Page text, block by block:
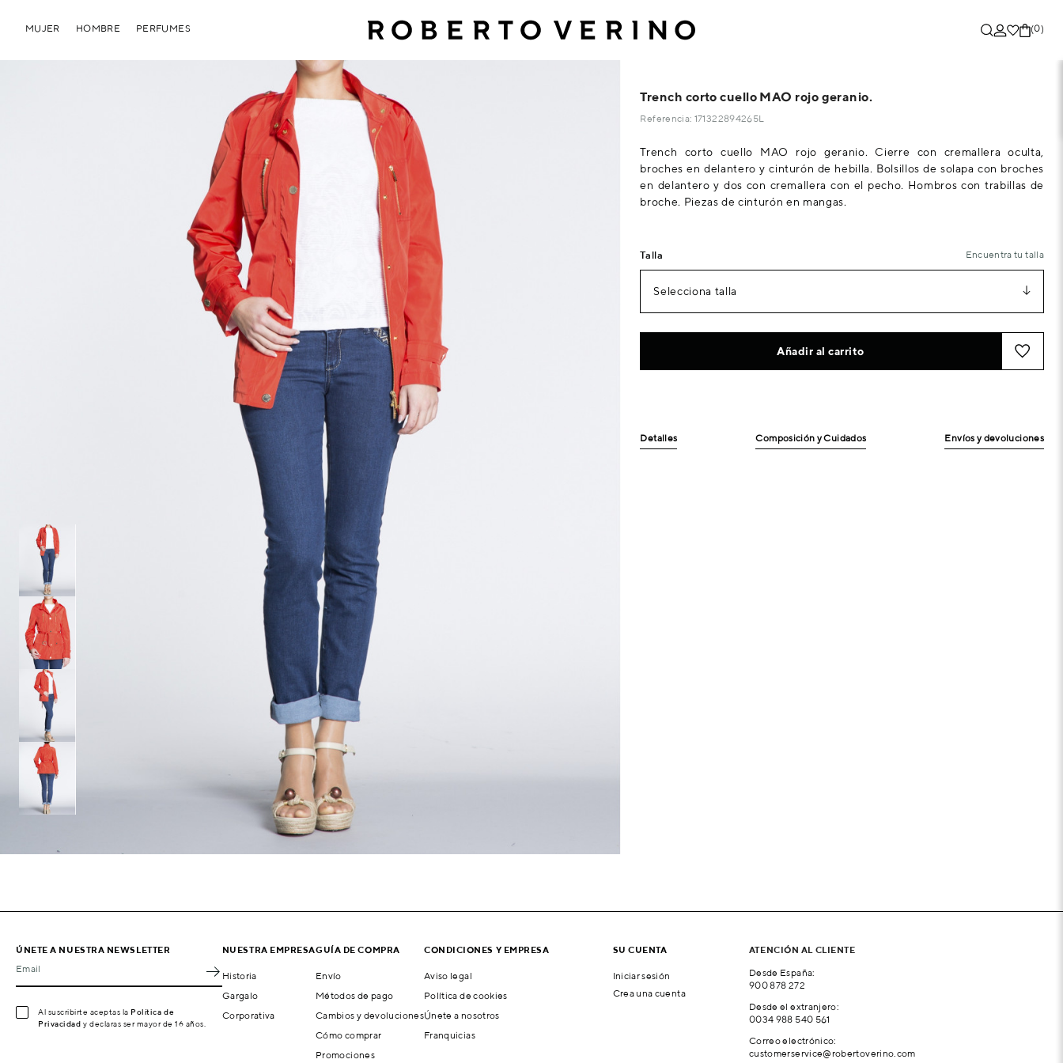
(0)
MUJER HOMBRE PERFUMES
Trench corto cuello MAO rojo geranio.
Referencia: 171322894265L
Trench corto cuello MAO rojo geranio. Cierre con cremallera oculta,
broches en delantero y cinturón de hebilla. Bolsillos de solapa con broches
en delantero y dos con cremallera con el pecho. Hombros con trabillas de
broche. Piezas de cinturón en mangas.
Talla Encuentra tu talla
Selecciona talla
Añadir al carrito
Detalles Composición y Cuidados Envíos y devoluciones
ÚNETE A NUESTRA NEWSLETTER
Email
Al suscribirte aceptas la Política de
Privacidad y declaras ser mayor de 16 años.
NUESTRA EMPRESA
Historia
Gargalo
Corporativa
GUÍA DE COMPRA
Envío
Métodos de pago
Cambios y devoluciones
Cómo comprar
Promociones
CONDICIONES Y EMPRESA
Aviso legal
Política de cookies
Únete a nosotros
Franquicias
SU CUENTA
Iniciar sesión
Crea una cuenta
ATENCIÓN AL CLIENTE
Desde España:
900 878 272
Desde el extranjero:
0034 988 540 561
Correo electrónico:
customerservice@robertoverino.com